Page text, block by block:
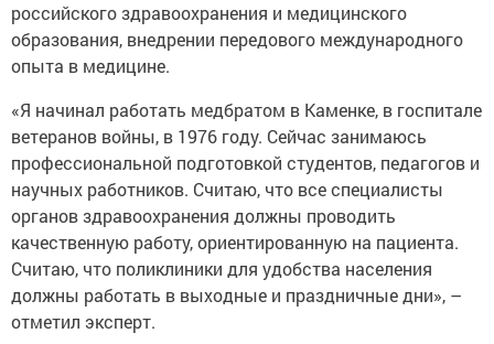
российского здравоохранения и медицинского
образования, внедрении передового международного
опыта в медицине.
«Я начинал работать медбратом в Каменке, в госпитале
ветеранов войны, в 1976 году. Сейчас занимаюсь
профессиональной подготовкой студентов, педагогов и
научных работников. Считаю, что все специалисты
органов здравоохранения должны проводить
качественную работу, ориентированную на пациента.
Считаю, что поликлиники для удобства населения
должны работать в выходные и праздничные дни», –
отметил эксперт.